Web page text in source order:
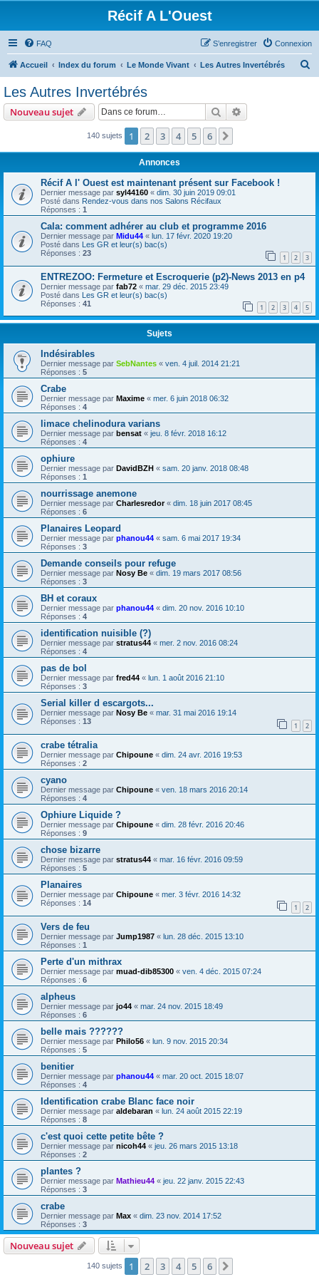
Récif A L'Ouest
FAQ Connexion
S’enregistrer
Accueil Index du forum Le Monde Vivant Les Autres Invertébrés
r
Les Autres Invertébrés
Nouveau sujet Rechercher
140 sujets 1 2 3 4 5 6
Annonces
Récif A l' Ouest est maintenant présent sur Facebook !
Dernier message par syl44160 « dim. 30 juin 2019 09:01
Posté dans Rendez-vous dans nos Salons Récifaux
Réponses : 1
Cala: comment adhérer au club et programme 2016
Dernier message par Midu44 « lun. 17 févr. 2020 19:20
Posté dans Les GR et leur(s) bac(s)
Réponses : 23 1 2 3
ENTREZOO: Fermeture et Escroquerie (p2)-News 2013 en p4
Dernier message par fab72 « mar. 29 déc. 2015 23:49
Posté dans Les GR et leur(s) bac(s)
Réponses : 41 1 2 3 4 5
Sujets
Indésirables
Dernier message par SebNantes « ven. 4 juil. 2014 21:21
Réponses : 5
Crabe
Dernier message par Maxime « mer. 6 juin 2018 06:32
Réponses : 4
limace chelinodura varians
Dernier message par bensat « jeu. 8 févr. 2018 16:12
Réponses : 4
ophiure
Dernier message par DavidBZH « sam. 20 janv. 2018 08:48
Réponses : 1
nourrissage anemone
Dernier message par Charlesredor« dim. 18 juin 2017 08:45
Réponses : 6
Planaires Leopard
Dernier message par phanou44 « sam. 6 mai 2017 19:34
Réponses : 3
Demande conseils pour refuge
Dernier message par Nosy Be « dim. 19 mars 2017 08:56
Réponses : 3
BH et coraux
Dernier message par phanou44 « dim. 20 nov. 2016 10:10
Réponses : 4
identification nuisible (?)
Dernier message par stratus44 « mer. 2 nov. 2016 08:24
Réponses : 4
pas de bol
Dernier message par fred44 « lun. 1 août 2016 21:10
Réponses : 3
Serial killer d escargots...
Dernier message par Nosy Be « mar. 31 mai 2016 19:14
Réponses : 13 1 2
crabe tétralia
Dernier message par Chipoune « dim. 24 avr. 2016 19:53
Réponses : 2
cyano
Dernier message par Chipoune « ven. 18 mars 2016 20:14
Réponses : 4
Ophiure Liquide ?
Dernier message par Chipoune « dim. 28 févr. 2016 20:46
Réponses : 9
chose bizarre
Dernier message par stratus44 « mar. 16 févr. 2016 09:59
Réponses : 5
Planaires
Dernier message par Chipoune « mer. 3 févr. 2016 14:32
Réponses : 14 1 2
Vers de feu
Dernier message par Jump1987 « lun. 28 déc. 2015 13:10
Réponses : 1
Perte d'un mithrax
Dernier message par muad-dib85300 « ven. 4 déc. 2015 07:24
Réponses : 6
alpheus
Dernier message par jo44 « mar. 24 nov. 2015 18:49
Réponses : 6
belle mais ??????
Dernier message par Philo56 « lun. 9 nov. 2015 20:34
Réponses : 5
benitier
Dernier message par phanou44 « mar. 20 oct. 2015 18:07
Réponses : 4
Identification crabe Blanc face noir
Dernier message par aldebaran « lun. 24 août 2015 22:19
Réponses : 8
c'est quoi cette petite bête ?
Dernier message par nicoh44 « jeu. 26 mars 2015 13:18
Réponses : 2
plantes ?
Dernier message par Mathieu44 « jeu. 22 janv. 2015 22:43
Réponses : 3
crabe
Dernier message par Max « dim. 23 nov. 2014 17:52
Réponses : 3
Nouveau sujet
140 sujets 1 2 3 4 5 6